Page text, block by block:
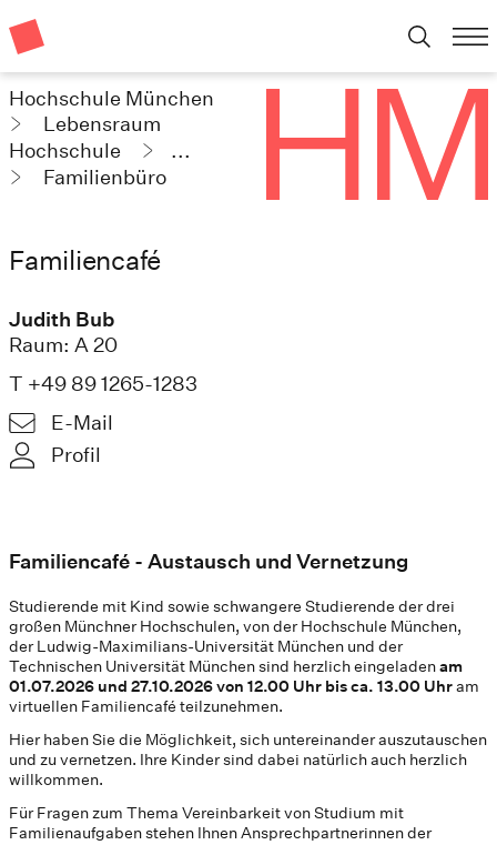
Hochschule München
Lebensraum
Hochschule
...
Familienbüro
Familiencafé
Judith Bub
Raum: A 20
T +49 89 1265-1283
E-Mail
Profil
Familiencafé - Austausch und Vernetzung
Studierende mit Kind sowie schwangere Studierende der drei
großen Münchner Hochschulen, von der Hochschule München,
der Ludwig-Maximilians-Universität München und der
Technischen Universität München sind herzlich eingeladenam
01.07.2026 und 27.10.2026 von 12.00 Uhr bis ca. 13.00 Uhram
virtuellen Familiencafé teilzunehmen.
Hier haben Sie die Möglichkeit, sich untereinander auszutauschen
und zu vernetzen. Ihre Kinder sind dabei natürlich auch herzlich
willkommen.
Für Fragen zum Thema Vereinbarkeit von Studium mit
Familienaufgaben stehen Ihnen Ansprechpartnerinnen der